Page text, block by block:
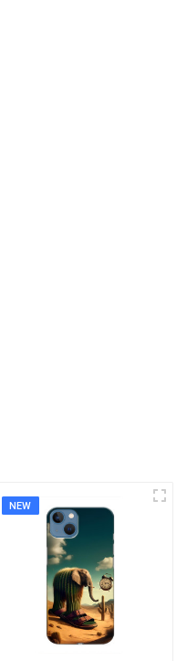
NEW